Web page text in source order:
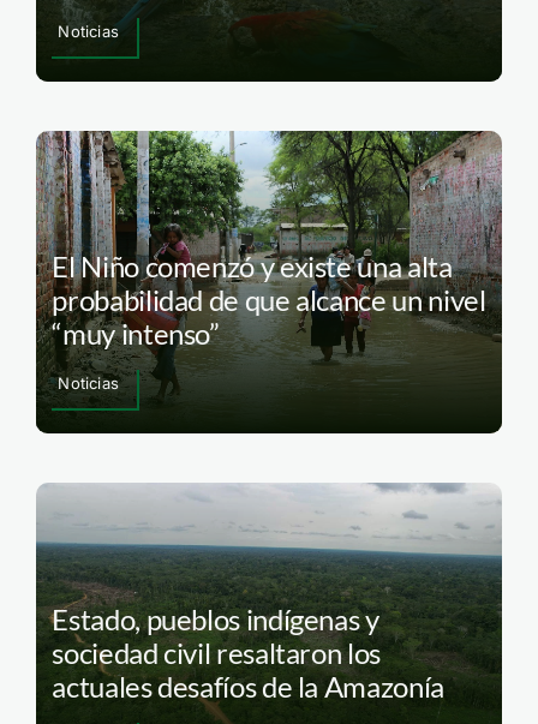
Noticias
El Niño comenzó y existe una alta
probabilidad de que alcance un nivel
“muy intenso”
Noticias
Estado, pueblos indígenas y
sociedad civil resaltaron los
actuales desafíos de la Amazonía